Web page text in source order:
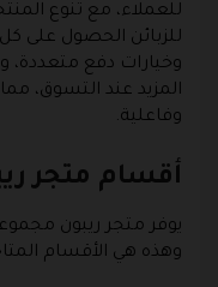
للعملاء، مع تنوع
للزبائن الحصول على
وخيارات دفع متعددة،
المزيد عند التسوق،
وفاعلية.
أقسام متجر
يوفر متجر ريبون
وهذه هي الأقسام